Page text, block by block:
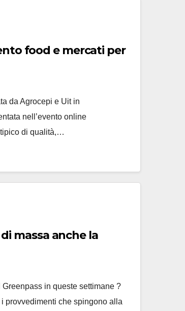
food e mercati per
da Agrocepi e Uit in
nell’evento online
tipico di qualità,…
anche la
in queste settimane ?
provvedimenti che spingono alla